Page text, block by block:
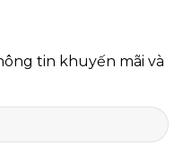
tin khuyến mãi và